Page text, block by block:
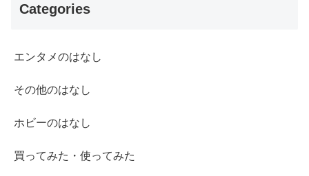
Categories
エンタメのはなし
その他のはなし
ホビーのはなし
買ってみた・使ってみた